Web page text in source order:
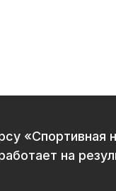
«Спортивная
на